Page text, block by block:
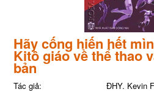
Hãy cống hiến hết
Kitô giáo về thể thao
bản
Tác giả:
ĐHY. Kevin